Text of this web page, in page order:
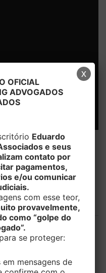
OFICIAL
ADVOGADOS
Eduardo
e seus
contato por
pagamentos,
e/ou comunicar
com esse teor,
provavelmente,
como “golpe do
se proteger:
mensagens de
x